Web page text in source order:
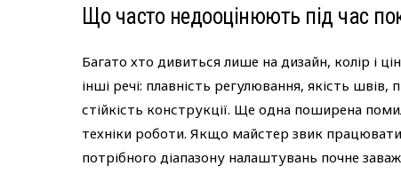
Що часто недооцінюють під час
Багато хто дивиться лише на дизайн, колір і
інші речі: плавність регулювання, якість
стійкість конструкції. Ще одна поширена
техніки роботи. Якщо майстер звик працювати
потрібного діапазону налаштувань почне